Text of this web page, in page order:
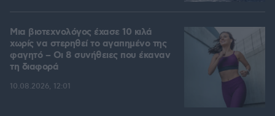
Μια βιοτεχνολόγος έχασε 10 κιλά
χωρίς να στερηθεί το αγαπημένο της
φαγητό – Οι 8 συνήθειες που έκαναν
τη διαφορά
10.08.2026, 12:01